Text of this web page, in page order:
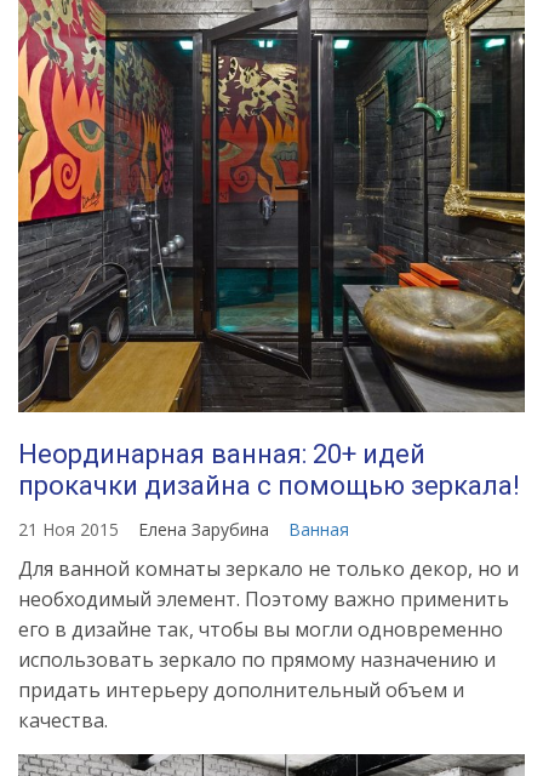
Неординарная ванная: 20+ идей
прокачки дизайна с помощью зеркала!
21 Ноя 2015 Елена Зарубина Ванная
Для ванной комнаты зеркало не только декор, но и
необходимый элемент. Поэтому важно применить
его в дизайне так, чтобы вы могли одновременно
использовать зеркало по прямому назначению и
придать интерьеру дополнительный объем и
качества.